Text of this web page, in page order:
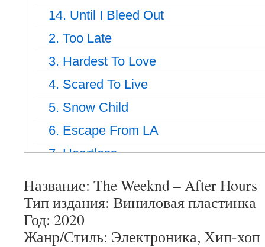
14. Until I Bleed Out
2. Too Late
3. Hardest To Love
4. Scared To Live
5. Snow Child
6. Escape From LA
7. Heartless
9. Blinding Lights
Название: The Weeknd – After Hours
Тип издания: Виниловая пластинка
Год: 2020
Жанр/Стиль: Электроника, Хип-хоп